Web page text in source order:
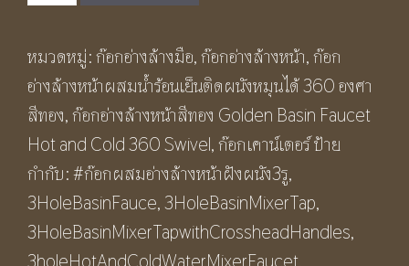
฿7,390.00.฿4,900.00.
ก๊อก
น้ำ
ร้อน
เย็น
อ่างล้างหน้า
แบบ
3
รู
หมวดหมู่:ก๊อกอ่างล้างมือ,ก๊อกอ่างล้างหน้า,ก๊อก
อ่างล้างหน้าผสมน้ำร้อนเย็นติดผนังหมุนได้ 360 องศา
สีทอง,ก๊อกอ่างล้างหน้าสีทอง Golden Basin Faucet
Hot and Cold 360 Swivel,ก๊อกเคาน์เตอร์ป้าย
กำกับ:#ก๊อกผสมอ่างล้างหน้าฝังผนัง3รู,
3HoleBasinFauce,3HoleBasinMixerTap,
3HoleBasinMixerTapwithCrossheadHandles,